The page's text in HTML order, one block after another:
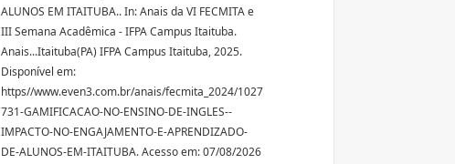
ALUNOS EM ITAITUBA.. In: Anais da VI FECMITA e
III Semana Acadêmica - IFPA Campus Itaituba.
Anais...Itaituba(PA) IFPA Campus Itaituba, 2025.
Disponível em:
https//www.even3.com.br/anais/fecmita_2024/1027
731-GAMIFICACAO-NO-ENSINO-DE-INGLES--
IMPACTO-NO-ENGAJAMENTO-E-APRENDIZADO-
DE-ALUNOS-EM-ITAITUBA. Acesso em: 07/08/2026